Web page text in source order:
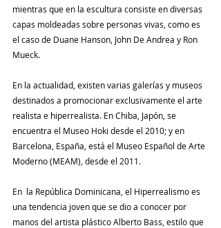
mientras que en la escultura consiste en diversas
capas moldeadas sobre personas vivas, como es
el caso de Duane Hanson, John De Andrea y Ron
Mueck.
En la actualidad, existen varias galerías y museos
destinados a promocionar exclusivamente el arte
realista e hiperrealista. En Chiba, Japón, se
encuentra el Museo Hoki desde el 2010; y en
Barcelona, España, está el Museo Español de Arte
Moderno (MEAM), desde el 2011.
En  la República Dominicana, el Hiperrealismo es
una tendencia joven que se dio a conocer por
manos del artista plástico Alberto Bass, estilo que